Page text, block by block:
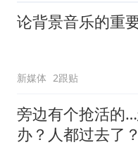
论背景音乐的重
新媒体 2跟贴
旁边有个抢活的
办？人都过去了？